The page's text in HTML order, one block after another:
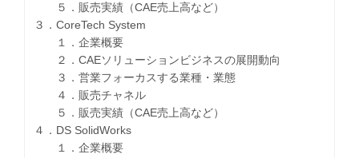
５．販売実績（CAE売上高など）
３．CoreTech System
１．企業概要
２．CAEソリューションビジネスの展開動向
３．営業フォーカスする業種・業態
４．販売チャネル
５．販売実績（CAE売上高など）
４．DS SolidWorks
１．企業概要